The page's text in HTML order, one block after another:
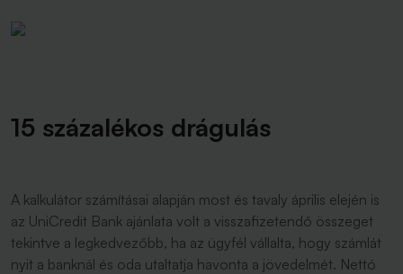
15 százalékos drágulás
A kalkulátor számításai alapján most és tavaly április elején is
az UniCredit Bank ajánlata volt a visszafizetendő összeget
tekintve a legkedvezőbb, ha az ügyfél vállalta, hogy számlát
nyit a banknál és oda utaltatja havonta a jövedelmét. Nettó